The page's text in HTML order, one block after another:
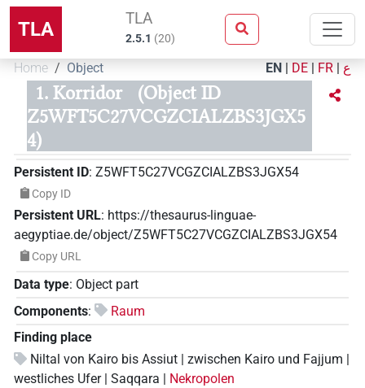
TLA TLA
2.5.1 (20)
Home Object EN | DE | FR | ع
1. Korridor
(Object ID
Z5WFT5C27VCGZCIALZBS3JGX5
4)
Persistent ID: Z5WFT5C27VCGZCIALZBS3JGX54
Copy ID
Persistent URL: https://thesaurus-linguae-
aegyptiae.de/object/Z5WFT5C27VCGZCIALZBS3JGX54
Copy URL
Data type: Object part
Components:
Raum
Finding place
Niltal von Kairo bis Assiut | zwischen Kairo und Fajjum |
westliches Ufer | Saqqara | Nekropolen